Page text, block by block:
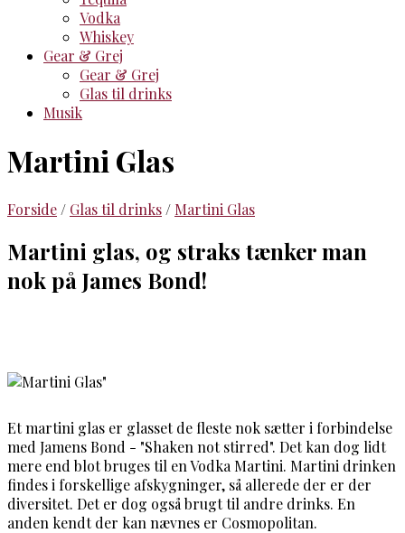
Vodka
Whiskey
Gear & Grej
Gear & Grej
Glas til drinks
Musik
Martini Glas
Forside / Glas til drinks / Martini Glas
Martini glas, og straks tænker man
nok på James Bond!
Et martini glas er glasset de fleste nok sætter i forbindelse
med Jamens Bond - "Shaken not stirred". Det kan dog lidt
mere end blot bruges til en Vodka Martini. Martini drinken
findes i forskellige afskygninger, så allerede der er der
diversitet. Det er dog også brugt til andre drinks. En
anden kendt der kan nævnes er Cosmopolitan.